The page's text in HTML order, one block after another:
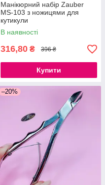
Манікюрний набір Zauber
MS-103 з ножицями для
кутикули
В наявності
316,80 ₴ 396 ₴
Купити
–20%